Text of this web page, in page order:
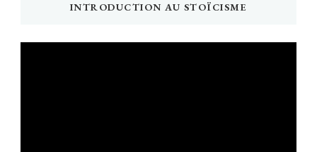
INTRODUCTION AU STOÏCISME